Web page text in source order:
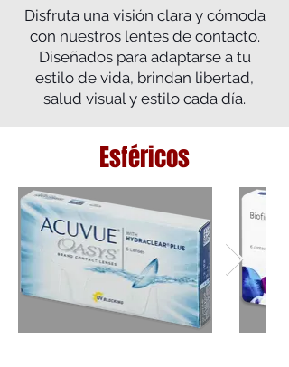
Disfruta una visión clara y cómoda
con nuestros lentes de contacto.
Diseñados para adaptarse a tu
estilo de vida, brindan libertad,
salud visual y estilo cada día.
Esféricos